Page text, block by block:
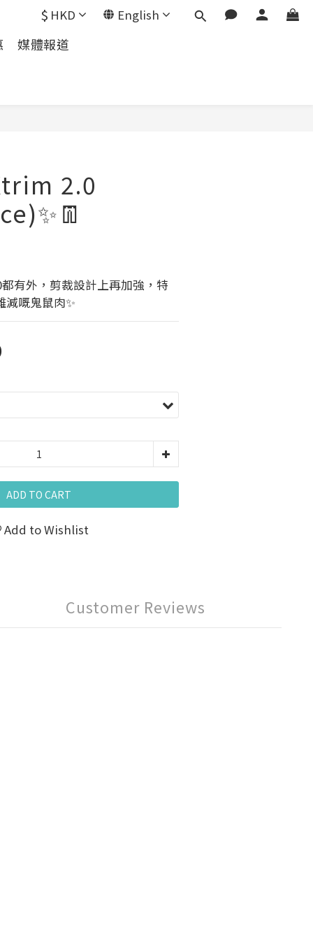
$ HKD English
媒體報道
2.0
有外，剪裁設計上再加強，特
減嘅鬼鼠肉✨
ADD TO CART
Add to Wishlist
Customer Reviews